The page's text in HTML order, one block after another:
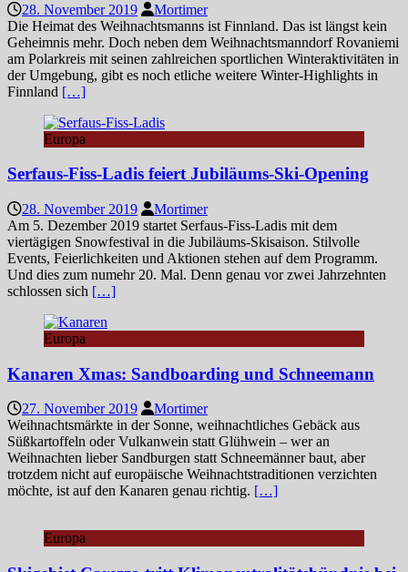
28. November 2019
Mortimer
Die Heimat des Weihnachtsmanns ist Finnland. Das ist längst kein
Geheimnis mehr. Doch neben dem Weihnachtsmanndorf Rovaniemi
am Polarkreis mit seinen zahlreichen sportlichen Winteraktivitäten in
der Umgebung, gibt es noch etliche weitere Winter-Highlights in
Finnland […]
Europa
Serfaus-Fiss-Ladis feiert Jubiläums-Ski-Opening
28. November 2019
Mortimer
Am 5. Dezember 2019 startet Serfaus-Fiss-Ladis mit dem
viertägigen Snowfestival in die Jubiläums-Skisaison. Stilvolle
Events, Feierlichkeiten und Aktionen stehen auf dem Programm.
Und dies zum numehr 20. Mal. Denn genau vor zwei Jahrzehnten
schlossen sich […]
Europa
Kanaren Xmas: Sandboarding und Schneemann
27. November 2019
Mortimer
Weihnachtsmärkte in der Sonne, weihnachtliches Gebäck aus
Süßkartoffeln oder Vulkanwein statt Glühwein – wer an
Weihnachten lieber Sandburgen statt Schneemänner baut, aber
trotzdem nicht auf europäische Weihnachtstraditionen verzichten
möchte, ist auf den Kanaren genau richtig. […]
Europa